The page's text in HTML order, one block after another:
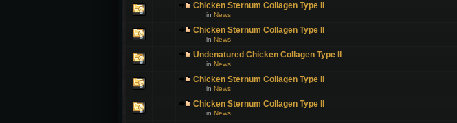
Chicken Sternum Collagen Type II
in News
Chicken Sternum Collagen Type II
in News
Undenatured Chicken Collagen Type II
in News
Chicken Sternum Collagen Type II
in News
Chicken Sternum Collagen Type II
in News